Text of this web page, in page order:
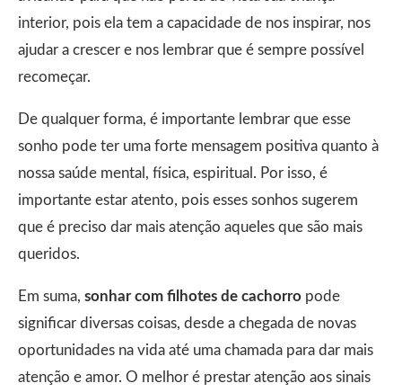
interior, pois ela tem a capacidade de nos inspirar, nos
ajudar a crescer e nos lembrar que é sempre possível
recomeçar.
De qualquer forma, é importante lembrar que esse
sonho pode ter uma forte mensagem positiva quanto à
nossa saúde mental, física, espiritual. Por isso, é
importante estar atento, pois esses sonhos sugerem
que é preciso dar mais atenção aqueles que são mais
queridos.
Em suma, sonhar com filhotes de cachorro pode
significar diversas coisas, desde a chegada de novas
oportunidades na vida até uma chamada para dar mais
atenção e amor. O melhor é prestar atenção aos sinais